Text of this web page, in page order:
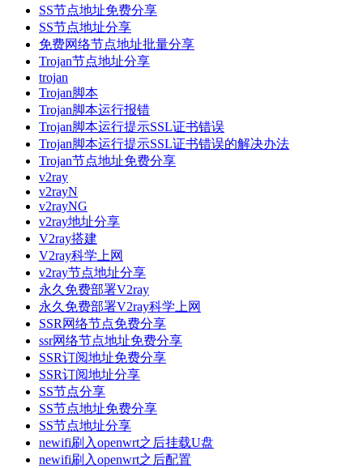
SS节点地址免费分享
SS节点地址分享
免费网络节点地址批量分享
Trojan节点地址分享
trojan
Trojan脚本
Trojan脚本运行报错
Trojan脚本运行提示SSL证书错误
Trojan脚本运行提示SSL证书错误的解决办法
Trojan节点地址免费分享
v2ray
v2rayN
v2rayNG
v2ray地址分享
V2ray搭建
V2ray科学上网
v2ray节点地址分享
永久免费部署V2ray
永久免费部署V2ray科学上网
SSR网络节点免费分享
ssr网络节点地址免费分享
SSR订阅地址免费分享
SSR订阅地址分享
SS节点分享
SS节点地址免费分享
SS节点地址分享
newifi刷入openwrt之后挂载U盘
newifi刷入openwrt之后配置